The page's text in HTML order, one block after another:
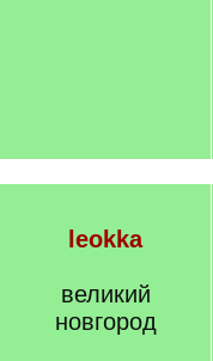
leokka
великий
новгород